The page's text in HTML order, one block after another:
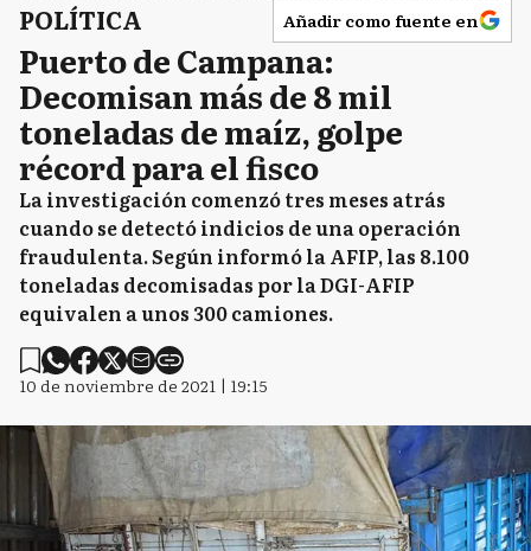
POLÍTICA Añadir como fuente en
Puerto de Campana:
Decomisan más de 8 mil
toneladas de maíz, golpe
récord para el fisco
La investigación comenzó tres meses atrás
cuando se detectó indicios de una operación
fraudulenta. Según informó la AFIP, las 8.100
toneladas decomisadas por la DGI-AFIP
equivalen a unos 300 camiones.
10 de noviembre de 2021 | 19:15